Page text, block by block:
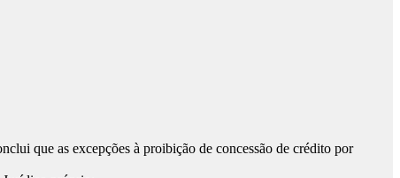
que as excepções à proibição de concessão de crédito por